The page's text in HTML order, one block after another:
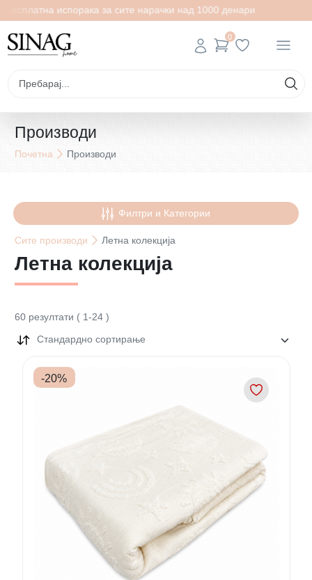
испорака за сите нарачки над 1000 денари
0
Производи
Почетна Производи
Филтри и Категории
Сите производи Летна колекција
Летна колекција
60 резултати ( 1-24 )
Стандардно сортирање
-20%